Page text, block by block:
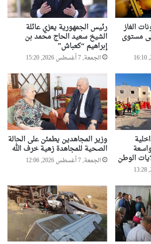
الغاز
مستوى
رئيس الجمهورية يعزي عائلة
الشيخ سعيد الحاج محمد بن
إبراهيم “كعباش”
الجمعة, 7 أغسطس 2026, 15:20
الوطن
وزير المجاهدين يطمئن على الحالة
الصحية للمجاهدة زهية خرف الله
الجمعة, 7 أغسطس 2026, 12:06